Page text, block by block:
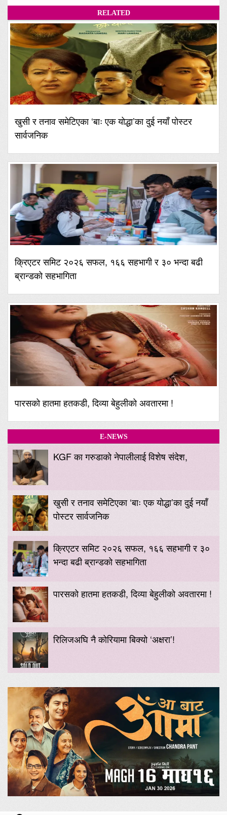
RELATED
खुसी र तनाव समेटिएका ‘बाः एक योद्धा’का दुई नयाँ पोस्टर
सार्वजनिक
क्रिएटर समिट २०२६ सफल, १६६ सहभागी र ३० भन्दा बढी
ब्रान्डको सहभागिता
पारसको हातमा हतकडी, दिव्या बेहुलीको अवतारमा !
E-NEWS
KGF का गरुडाको नेपालीलाई विशेष संदेश,
खुसी र तनाव समेटिएका ‘बाः एक योद्धा’का दुई नयाँ
पोस्टर सार्वजनिक
क्रिएटर समिट २०२६ सफल, १६६ सहभागी र ३०
भन्दा बढी ब्रान्डको सहभागिता
पारसको हातमा हतकडी, दिव्या बेहुलीको अवतारमा !
रिलिजअघि नै कोरियामा बिक्यो ‘अक्षरा’!